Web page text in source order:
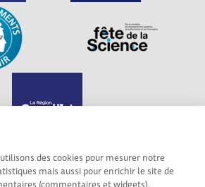
des cookies pour mesurer notre
mais aussi pour enrichir le site de
(commentaires et widgets).
est propulsé par